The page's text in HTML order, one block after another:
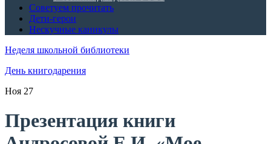
Советуем прочитать
Дети-герои
Нескучные каникулы
Неделя школьной библиотеки
День книгодарения
Ноя 27
Презентация книги